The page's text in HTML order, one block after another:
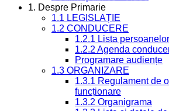
1. Despre Primarie
1.1 LEGISLAȚIE
1.2 CONDUCERE
1.2.1 Lista
1.2.2 Agenda
Programare audiențe
1.3 ORGANIZARE
1.3.1 Regulament de
funcționare
1.3.2 Organigrama